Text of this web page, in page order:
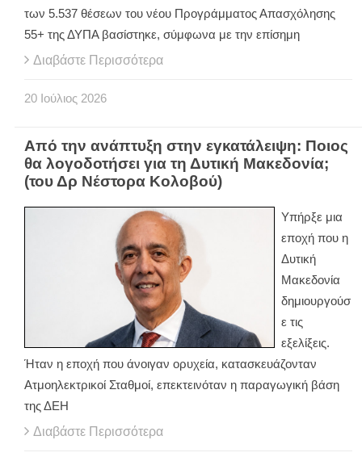
των 5.537 θέσεων του νέου Προγράμματος Απασχόλησης
55+ της ΔΥΠΑ βασίστηκε, σύμφωνα με την επίσημη
Διαβάστε Περισσότερα
20 Ιούλιος 2026
Από την ανάπτυξη στην εγκατάλειψη: Ποιος
θα λογοδοτήσει για τη Δυτική Μακεδονία;
(του Δρ Νέστορα Κολοβού)
Υπήρξε μια
εποχή που η
Δυτική
Μακεδονία
δημιουργούσ
ε τις
εξελίξεις.
Ήταν η εποχή που άνοιγαν ορυχεία, κατασκευάζονταν
Ατμοηλεκτρικοί Σταθμοί, επεκτεινόταν η παραγωγική βάση
της ΔΕΗ
Διαβάστε Περισσότερα